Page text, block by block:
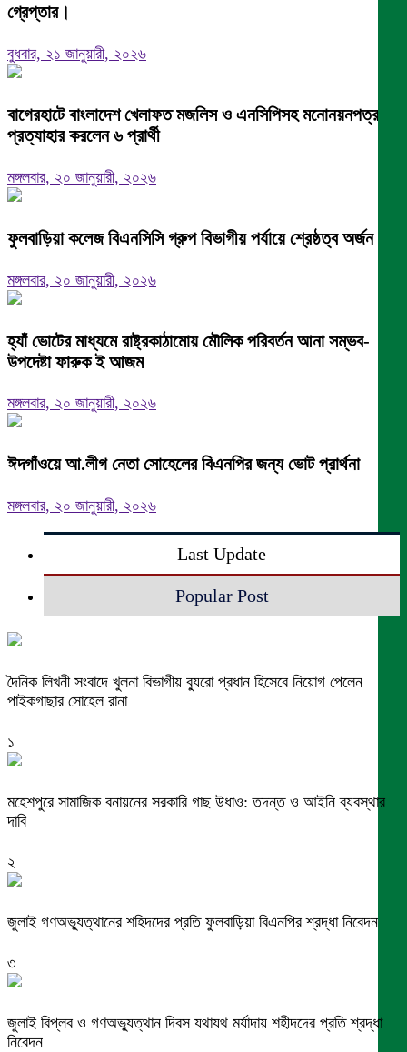
গ্রেপ্তার।
বুধবার, ২১ জানুয়ারী, ২০২৬
বাগেরহাটে বাংলাদেশ খেলাফত মজলিস ও এনসিপিসহ মনোনয়নপত্র
প্রত্যাহার করলেন ৬ প্রার্থী
মঙ্গলবার, ২০ জানুয়ারী, ২০২৬
ফুলবাড়িয়া কলেজ বিএনসিসি গ্রুপ বিভাগীয় পর্যায়ে শ্রেষ্ঠত্ব অর্জন।
মঙ্গলবার, ২০ জানুয়ারী, ২০২৬
হ্যাঁ ভোটের মাধ্যমে রাষ্ট্রকাঠামোয় মৌলিক পরিবর্তন আনা সম্ভব-
উপদেষ্টা ফারুক ই আজম
মঙ্গলবার, ২০ জানুয়ারী, ২০২৬
ঈদগাঁওয়ে আ.লীগ নেতা সোহেলের বিএনপির জন্য ভোট প্রার্থনা
মঙ্গলবার, ২০ জানুয়ারী, ২০২৬
Last Update
Popular Post
দৈনিক লিখনী সংবাদে খুলনা বিভাগীয় ব্যুরো প্রধান হিসেবে নিয়োগ পেলেন
পাইকগাছার সোহেল রানা
১
মহেশপুরে সামাজিক বনায়নের সরকারি গাছ উধাও: তদন্ত ও আইনি ব্যবস্থার
দাবি
২
জুলাই গণঅভ্যুত্থানের শহিদদের প্রতি ফুলবাড়িয়া বিএনপির শ্রদ্ধা নিবেদন
৩
জুলাই বিপ্লব ও গণঅভ্যুত্থান দিবস যথাযথ মর্যাদায় শহীদদের প্রতি শ্রদ্ধা
নিবেদন